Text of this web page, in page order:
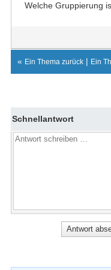
Welche Gruppierung
« Ein Thema zurück| Ein
Schnellantwort